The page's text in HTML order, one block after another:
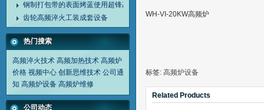
钢制打包带的表面烤蓝使用超锋高频炉
齿轮高频淬火工装成套设备
热门搜索
高频淬火技术 高频加热技术 高频炉
价格 视频中心 创新思维技术 公司通
知 高频炉设备 高频炉维修
公司动态
WH-VI-20KW高频炉
标签: 高频炉设备
Related Products